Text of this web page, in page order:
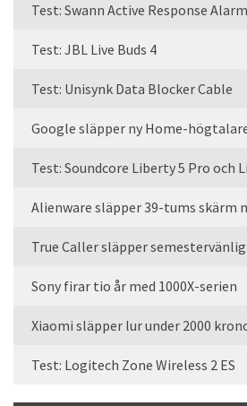
Test: Swann Active Response Alarm
Test: JBL Live Buds 4
Test: Unisynk Data Blocker Cable
Google släpper ny Home-
Test: Soundcore Liberty 5 Pro och
Alienware släpper 39-tums skärm
True Caller släpper
Sony firar tio år med 1000X-serien
Xiaomi släpper lur under 2000
Test: Logitech Zone Wireless 2 ES